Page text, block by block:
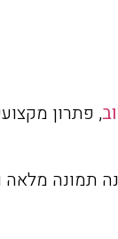
, פתרון
תמונה